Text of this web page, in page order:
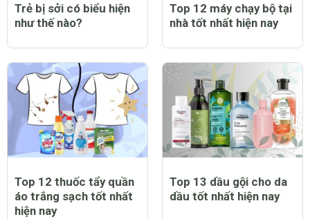
Trẻ bị sởi có biểu hiện
như thế nào?
Top 12 máy chạy bộ tại
nhà tốt nhất hiện nay
Top 12 thuốc tẩy quần
áo trắng sạch tốt nhất
hiện nay
Top 13 dầu gội cho da
dầu tốt nhất hiện nay